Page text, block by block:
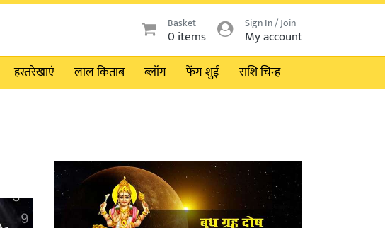
Basket
0 items
Sign In / Join
My account
हस्तरेखाएं लाल किताब ब्लॉग फेंग शुई राशि चिन्ह